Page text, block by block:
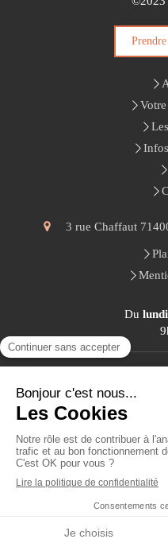
3 rue Chaffaut
Du lundi
Création et référencement du site
Site partenaire de Medoucine